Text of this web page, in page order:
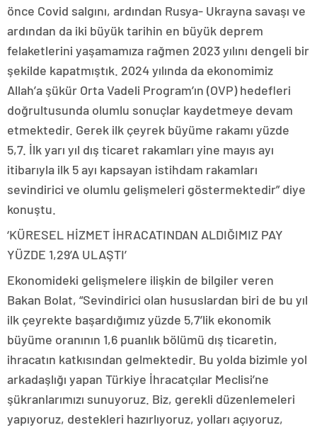
önce Covid salgını, ardından Rusya- Ukrayna savaşı ve
ardından da iki büyük tarihin en büyük deprem
felaketlerini yaşamamıza rağmen 2023 yılını dengeli bir
şekilde kapatmıştık. 2024 yılında da ekonomimiz
Allah’a şükür Orta Vadeli Program’ın (OVP) hedefleri
doğrultusunda olumlu sonuçlar kaydetmeye devam
etmektedir. Gerek ilk çeyrek büyüme rakamı yüzde
5,7. İlk yarı yıl dış ticaret rakamları yine mayıs ayı
itibarıyla ilk 5 ayı kapsayan istihdam rakamları
sevindirici ve olumlu gelişmeleri göstermektedir” diye
konuştu.
‘KÜRESEL HİZMET İHRACATINDAN ALDIĞIMIZ PAY
YÜZDE 1,29’A ULAŞTI’
Ekonomideki gelişmelere ilişkin de bilgiler veren
Bakan Bolat, “Sevindirici olan hususlardan biri de bu yıl
ilk çeyrekte başardığımız yüzde 5,7’lik ekonomik
büyüme oranının 1,6 puanlık bölümü dış ticaretin,
ihracatın katkısından gelmektedir. Bu yolda bizimle yol
arkadaşlığı yapan Türkiye İhracatçılar Meclisi’ne
şükranlarımızı sunuyoruz. Biz, gerekli düzenlemeleri
yapıyoruz, destekleri hazırlıyoruz, yolları açıyoruz,